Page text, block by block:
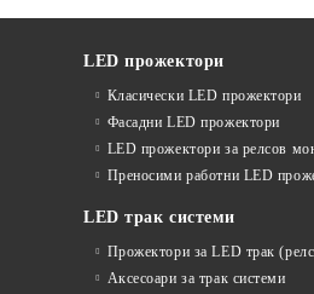
LED прожектори
Класически LED прожектори
Фасадни LED прожектори
LED прожектори за релсов
Преносими работни LED
LED трак системи
Прожектори за LED трак
Аксесоари за трак системи